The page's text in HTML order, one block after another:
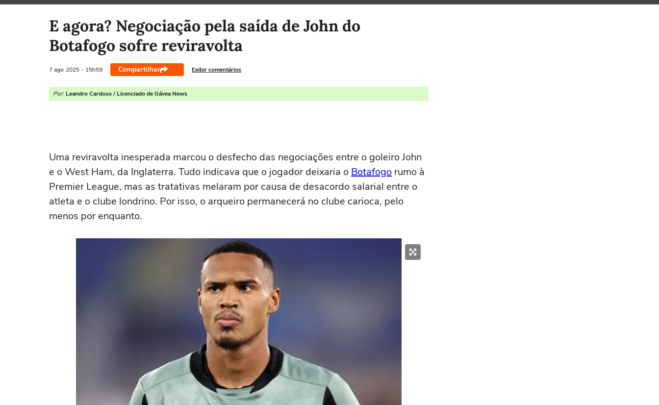
E agora? Negociação pela saída de John do
Botafogo sofre reviravolta
7 ago 2025 - 15h59 Compartilhar Exibir comentários
Por: Leandro Cardoso / Licenciado de Gávea News
Uma reviravolta inesperada marcou o desfecho das negociações entre o goleiro John
e o West Ham, da Inglaterra. Tudo indicava que o jogador deixaria o Botafogo rumo à
Premier League, mas as tratativas melaram por causa de desacordo salarial entre o
atleta e o clube londrino. Por isso, o arqueiro permanecerá no clube carioca, pelo
menos por enquanto.